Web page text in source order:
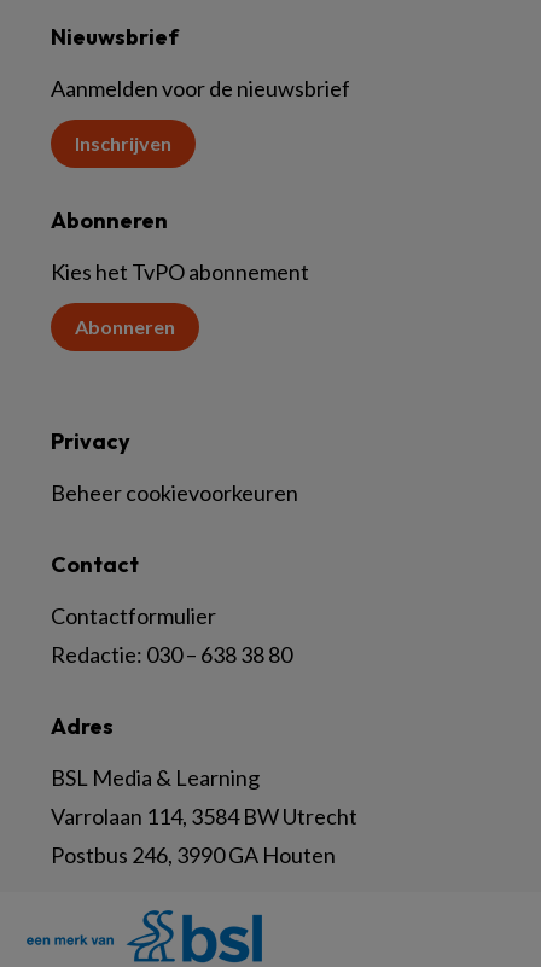
Nieuwsbrief
Aanmelden voor de nieuwsbrief
Inschrijven
Abonneren
Kies het TvPO abonnement
Abonneren
Adres
BSL Media & Learning
Varrolaan 114, 3584 BW Utrecht
Postbus 246, 3990 GA Houten
Contact
Contactformulier
Redactie: 030 – 638 38 80
Privacy
Beheer cookievoorkeuren